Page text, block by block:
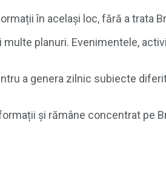
în același loc, fără a trata
planuri. Evenimentele,
a genera zilnic subiecte
și rămâne concentrat pe